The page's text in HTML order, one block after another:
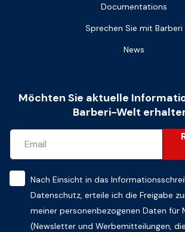
Documentations
Sprechen Sie mit Barberi
News
Möchten Sie aktuelle
Barberi-Welt
Nach Einsicht in das
Datenschutz , erteile ich die Freigabe
meiner personenbezogenen Daten für
(Newsletter und Werbemitteilungen,